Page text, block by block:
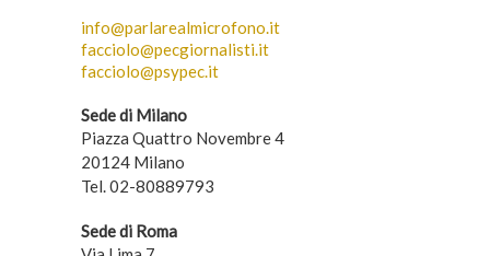
info@parlarealmicrofono.it
facciolo@pecgiornalisti.it
facciolo@psypec.it
Sede di Milano
Piazza Quattro Novembre 4
20124 Milano
Tel. 02-80889793
Sede di Roma